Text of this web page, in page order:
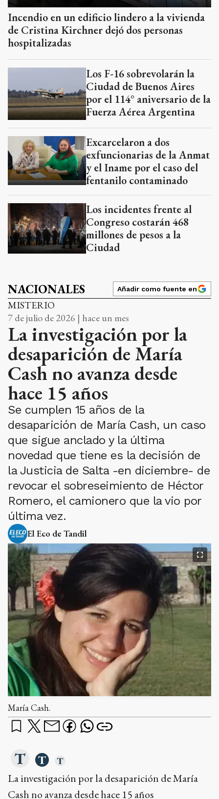
Incendio en un edificio lindero a la vivienda
de Cristina Kirchner dejó dos personas
hospitalizadas
Los F-16 sobrevolarán la
Ciudad de Buenos Aires
por el 114° aniversario de la
Fuerza Aérea Argentina
Excarcelaron a dos
exfuncionarias de la Anmat
y el Iname por el caso del
fentanilo contaminado
Los incidentes frente al
Congreso costarán 468
millones de pesos a la
Ciudad
NACIONALES Añadir como fuente en
MISTERIO
7 de julio de 2026 | hace un mes
La investigación por la
desaparición de María
Cash no avanza desde
hace 15 años
Se cumplen 15 años de la
desaparición de María Cash, un caso
que sigue anclado y la última
novedad que tiene es la decisión de
la Justicia de Salta -en diciembre- de
revocar el sobreseimiento de Héctor
Romero, el camionero que la vio por
última vez.
El Eco de Tandil
María Cash.
La investigación por la desaparición de María
Cash no avanza desde hace 15 años